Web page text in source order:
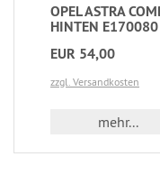
OPEL ASTRA
HINTEN
EUR 54,00
zzgl. Versandkosten
mehr...